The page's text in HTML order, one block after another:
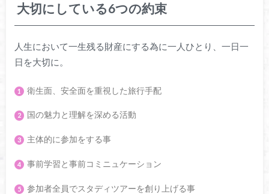
大切にしている6つの約束
人生において一生残る財産にする為に一人ひとり、一日一
日を大切に。
衛生面、安全面を重視した旅行手配
国の魅力と理解を深める活動
主体的に参加をする事
事前学習と事前コミニュケーション
参加者全員でスタディツアーを創り上げる事